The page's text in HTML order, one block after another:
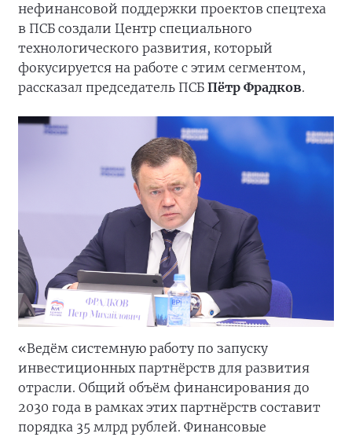
нефинансовой поддержки проектов спецтеха
в ПСБ создали Центр специального
технологического развития, который
фокусируется на работе с этим сегментом,
рассказал председатель ПСБ Пётр Фрадков.
«Ведём системную работу по запуску
инвестиционных партнёрств для развития
отрасли. Общий объём финансирования до
2030 года в рамках этих партнёрств составит
порядка 35 млрд рублей. Финансовые